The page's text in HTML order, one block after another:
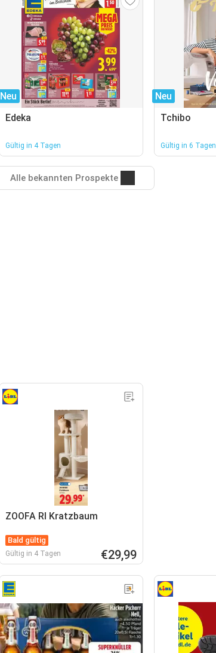
Neu
Edeka
Gültig in 4 Tagen
Neu
Tchibo
Gültig in 6 Tagen
Alle bekannten Prospekte
ZOOFA RI Kratzbaum
Bald gültig
Gültig in 4 Tagen €29,99